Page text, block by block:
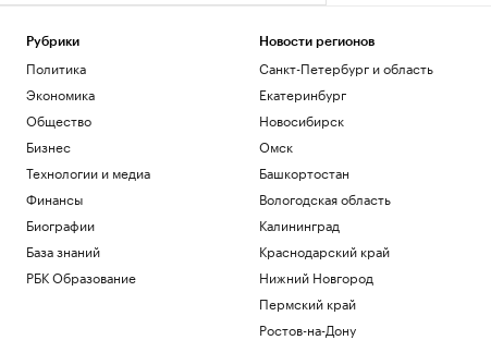
РБК и ПИК Серия плюс
Ромашина назвала хорошим
выступление синхронисток на
чемпионате Европы
Спорт
Рубрики
Политика
Экономика
Общество
Бизнес
Технологии и медиа
Финансы
Биографии
База знаний
РБК Образование
Новости регионов
Санкт-Петербург и область
Екатеринбург
Новосибирск
Омск
Башкортостан
Вологодская область
Калининград
Краснодарский край
Нижний Новгород
Пермский край
Ростов-на-Дону